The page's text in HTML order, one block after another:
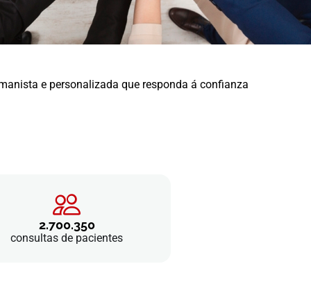
e personalizada que responda á confianza
2.700.350
consultas de pacientes